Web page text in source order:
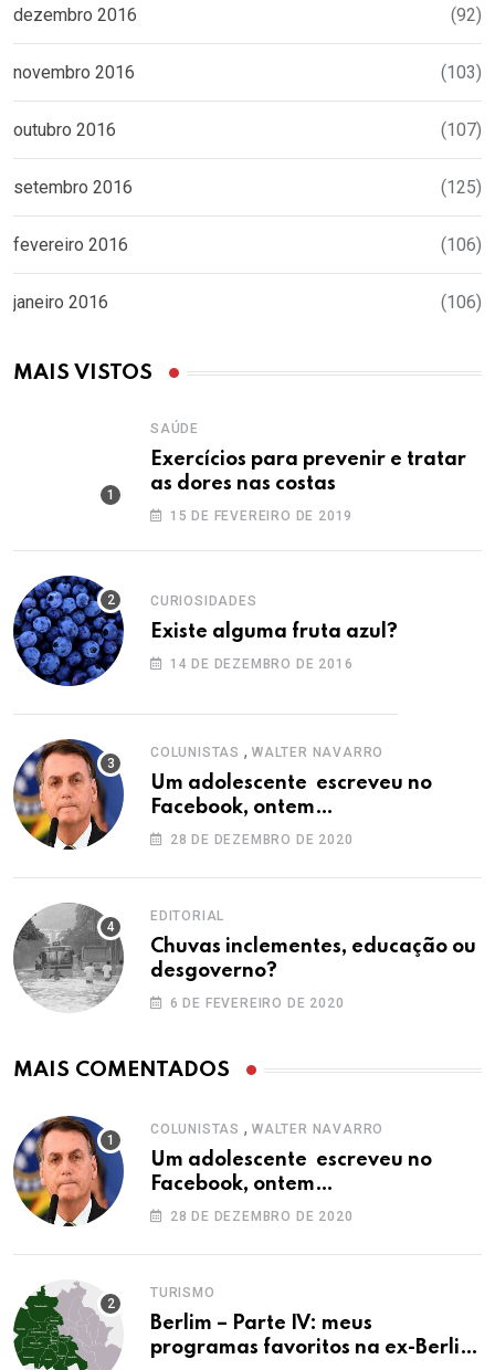
dezembro 2016 (92)
novembro 2016 (103)
outubro 2016 (107)
setembro 2016 (125)
fevereiro 2016 (106)
janeiro 2016 (106)
MAIS VISTOS
SAÚDE
Exercícios para prevenir e tratar
as dores nas costas
15 DE FEVEREIRO DE 2019
CURIOSIDADES
Existe alguma fruta azul?
14 DE DEZEMBRO DE 2016
COLUNISTAS , WALTER NAVARRO
Um adolescente escreveu no
Facebook, ontem…
28 DE DEZEMBRO DE 2020
EDITORIAL
Chuvas inclementes, educação ou
desgoverno?
6 DE FEVEREIRO DE 2020
MAIS COMENTADOS
COLUNISTAS , WALTER NAVARRO
Um adolescente escreveu no
Facebook, ontem…
28 DE DEZEMBRO DE 2020
TURISMO
Berlim – Parte IV: meus
programas favoritos na ex-Berlim